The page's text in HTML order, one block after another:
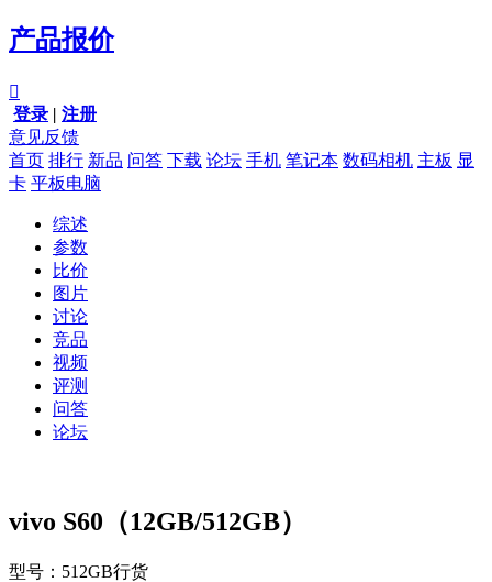
产品报价

登录 | 注册
意见反馈
首页 排行 新品 问答 下载 论坛 手机 笔记本 数码相机 主板 显
卡 平板电脑
综述
参数
比价
图片
讨论
竞品
视频
评测
问答
论坛
vivo S60（12GB/512GB）
型号： 512GB行货